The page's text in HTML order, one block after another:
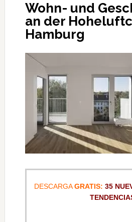
Wohn- und
an der
Hamburg
DESCARGAGRATIS: 35